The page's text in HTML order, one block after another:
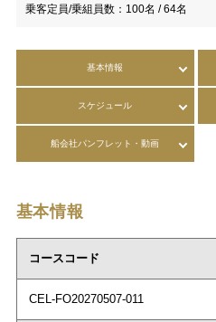
乗客定員/乗組員数： 100名 / 64名
基本情報
スケジュール
船会社パンフレット・動画
基本情報
コースコード
CEL-FO20270507-011